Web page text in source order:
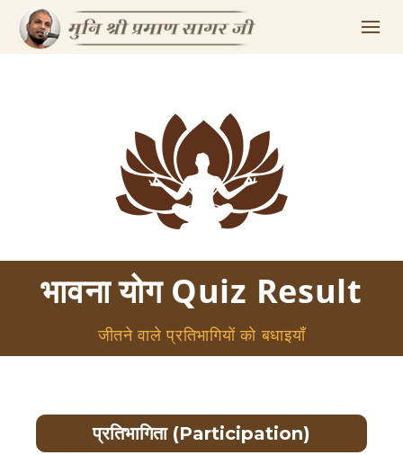
भावना योग Quiz Result
जीतने वाले प्रतिभागियों को बधाइयाँ
प्रतिभागिता (Participation)